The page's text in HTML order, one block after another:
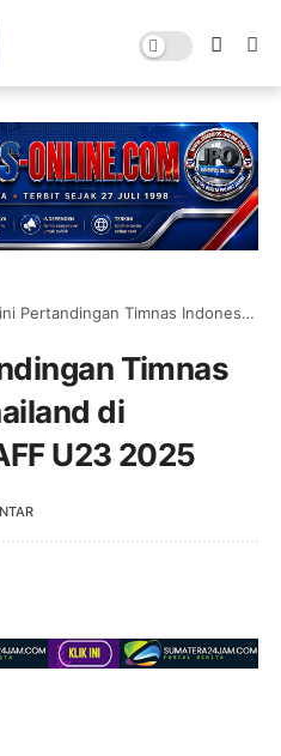
Timnas Indonesia Vs Thailand di Semifinal Piala AFF U23 2025
Timnas
di
U23 2025